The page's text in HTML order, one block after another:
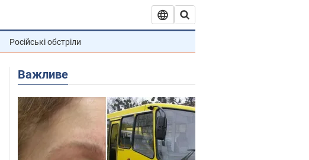
Російські обстріли
Важливе